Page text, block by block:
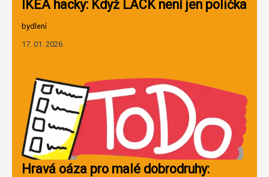
IKEA hacky: Když LACK není jen polička
bydlení
17. 01. 2026
Hravá oáza pro malé dobrodruhy: